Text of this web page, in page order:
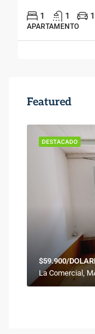
1 1 1
APARTAMENTO
Featured
DESTACADO
$59.900/
La Comercial,